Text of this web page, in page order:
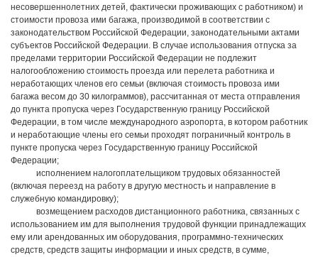
несовершеннолетних детей, фактически проживающих с работником) и
стоимости провоза ими багажа, производимой в соответствии с
законодательством Российской Федерации, законодательными актами
субъектов Российской Федерации. В случае использования отпуска за
пределами территории Российской Федерации не подлежит
налогообложению стоимость проезда или перелета работника и
неработающих членов его семьи (включая стоимость провоза ими
багажа весом до 30 килограммов), рассчитанная от места отправления
до пункта пропуска через Государственную границу Российской
Федерации, в том числе международного аэропорта, в котором работник
и неработающие члены его семьи проходят пограничный контроль в
пункте пропуска через Государственную границу Российской
Федерации;
исполнением налогоплательщиком трудовых обязанностей
(включая переезд на работу в другую местность и направление в
служебную командировку);
возмещением расходов дистанционного работника, связанных с
использованием им для выполнения трудовой функции принадлежащих
ему или арендованных им оборудования, программно-технических
средств, средств защиты информации и иных средств, в сумме,